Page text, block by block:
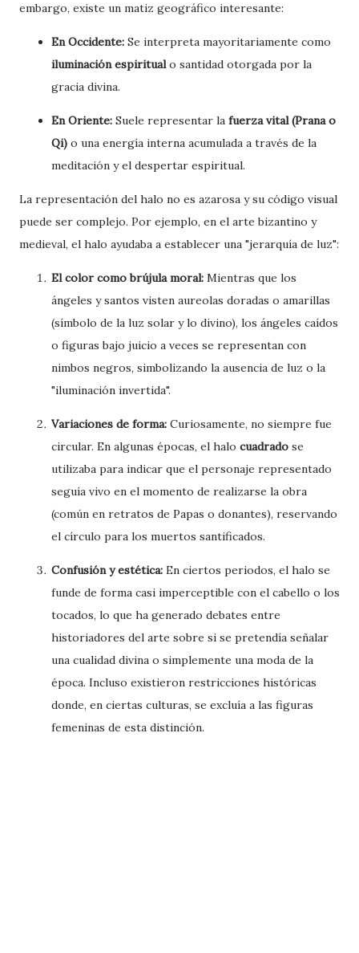
embargo, existe un matiz geográfico interesante:
En Occidente: Se interpreta mayoritariamente como
iluminación espiritualo santidad otorgada por la
gracia divina.
En Oriente: Suele representar la fuerza vital (Prana o
Qi) o una energía interna acumulada a través de la
meditación y el despertar espiritual.
La representación del halo no es azarosa y su código visual
puede ser complejo. Por ejemplo, en el arte bizantino y
medieval, el halo ayudaba a establecer una "jerarquía de luz":
El color como brújula moral: Mientras que los
ángeles y santos visten aureolas doradas o amarillas
(símbolo de la luz solar y lo divino), los ángeles caídos
o figuras bajo juicio a veces se representan con
nimbos negros, simbolizando la ausencia de luz o la
"iluminación invertida".
Variaciones de forma: Curiosamente, no siempre fue
circular. En algunas épocas, el halo cuadrado se
utilizaba para indicar que el personaje representado
seguía vivo en el momento de realizarse la obra
(común en retratos de Papas o donantes), reservando
el círculo para los muertos santificados.
Confusión y estética: En ciertos periodos, el halo se
funde de forma casi imperceptible con el cabello o los
tocados, lo que ha generado debates entre
historiadores del arte sobre si se pretendía señalar
una cualidad divina o simplemente una moda de la
época. Incluso existieron restricciones históricas
donde, en ciertas culturas, se excluía a las figuras
femeninas de esta distinción.